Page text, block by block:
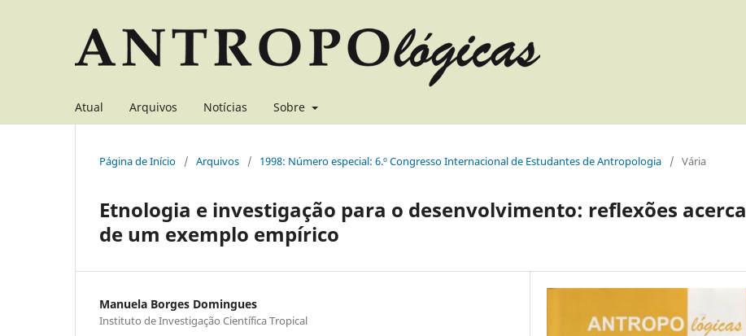
Atual Arquivos Notícias Sobre
Página de Início / Arquivos / 1998: Número especial: 6.º Congresso Internacional de Estudantes de Antropologia / Vária
Etnologia e investigação para o desenvolvimento: reflexões acerca
de um exemplo empírico
Manuela Borges Domingues
Instituto de Investigação Científica Tropical